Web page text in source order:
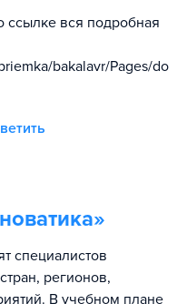
вся подробная
bakalavr/Pages/do
»
специалистов
регионов,
В учебном плане